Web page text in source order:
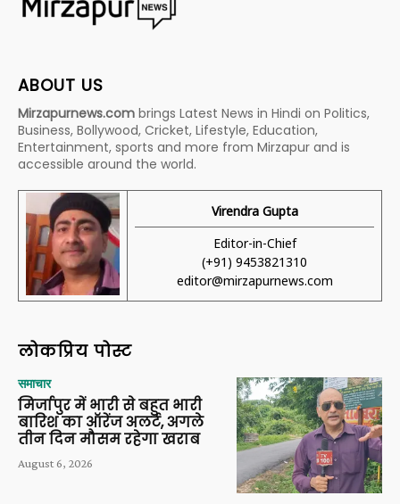
ABOUT US
Mirzapurnews.com brings Latest News in Hindi on Politics,
Business, Bollywood, Cricket, Lifestyle, Education,
Entertainment, sports and more from Mirzapur and is
accessible around the world.
Virendra Gupta
Editor-in-Chief
(+91) 9453821310
editor@mirzapurnews.com
लोकप्रिय पोस्ट
समाचार
मिर्जापुर में भारी से बहुत भारी
बारिश का ऑरेंज अलर्ट, अगले
तीन दिन मौसम रहेगा खराब
August 6, 2026